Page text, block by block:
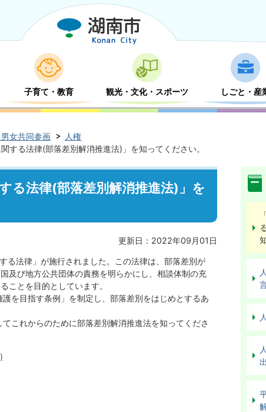
子育て・教育 観光・文化・スポーツ しごと・産
男女共同参画
人権
する法律(部落差別解消推進法)」を知ってください。
る法律(部落差別解消推進法)」を
更新日：2022年09月01日
る法律」が施行されました。この法律は、部落差別が
及び地方公共団体の責務を明らかにし、相談体制の充
ことを目的としています。
を目指す条例」を制定し、部落差別をはじめとするあ
これからのために部落差別解消推進法を知ってくださ